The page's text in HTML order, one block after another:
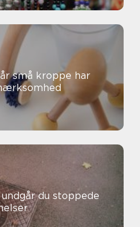
små kroppe har
du stoppede